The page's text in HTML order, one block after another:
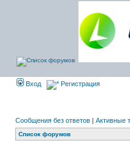
Вход Регистрация
Сообщения без ответов | Активные
Список форумов